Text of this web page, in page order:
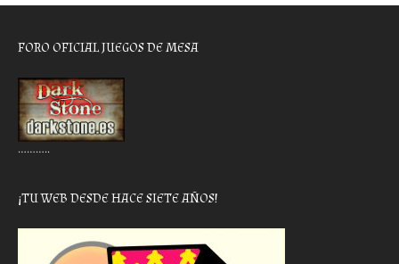
FORO OFICIAL JUEGOS DE MESA
………..
¡TU WEB DESDE HACE SIETE AÑOS!